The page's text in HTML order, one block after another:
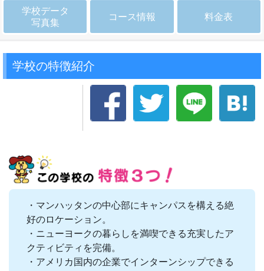
学校データ
写真集
コース情報 料金表
学校の特徴紹介
・マンハッタンの中心部にキャンパスを構える絶
好のロケーション。
・ニューヨークの暮らしを満喫できる充実したア
クティビティを完備。
・アメリカ国内の企業でインターンシップできる